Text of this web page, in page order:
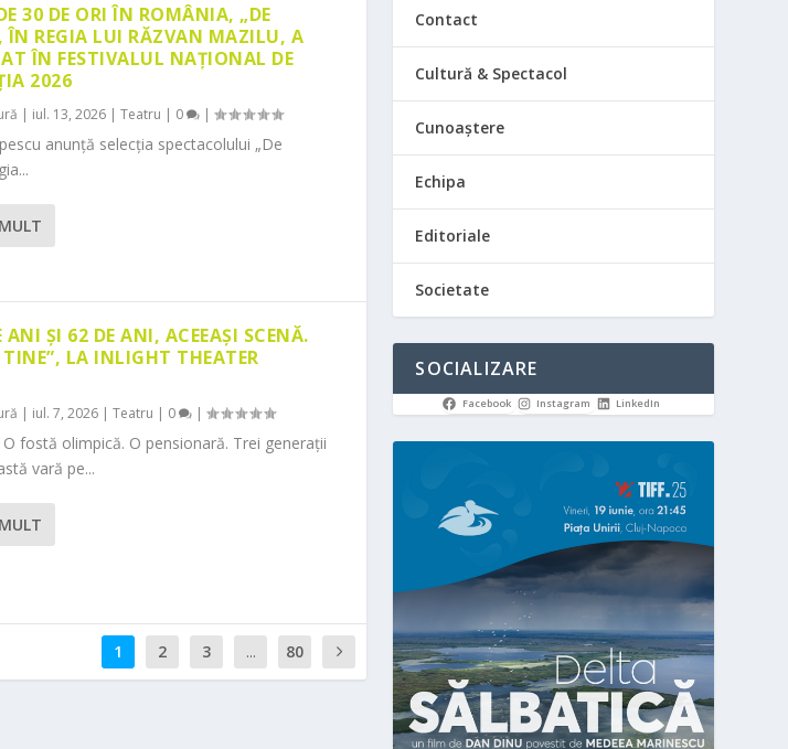
30 DE ORI ÎN ROMÂNIA, „DE
ÎN REGIA LUI RĂZVAN MAZILU, A
ÎN FESTIVALUL NAȚIONAL DE
2026
| iul. 13, 2026| Teatru | 0 |
anunță selecția spectacolului „De
ȘI 62 DE ANI, ACEEAȘI SCENĂ.
LA INLIGHT THEATER
| iul. 7, 2026| Teatru | 0 |
O fostă olimpică. O pensionară. Trei generații
vară pe...
1 2 3 ... 80
Contact
Cultură & Spectacol
Cunoaștere
Echipa
Editoriale
Societate
SOCIALIZARE
Facebook Instagram LinkedIn